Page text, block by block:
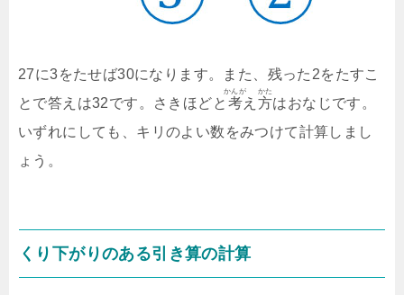
27に3をたせば30になります。また、残った2をたすこ
とで答えは32です。さきほどと 考
かんが
え 方
かた
はおなじです。
いずれにしても、キリのよい数をみつけて計算しまし
ょう。
くり下がりのある引き算の計算